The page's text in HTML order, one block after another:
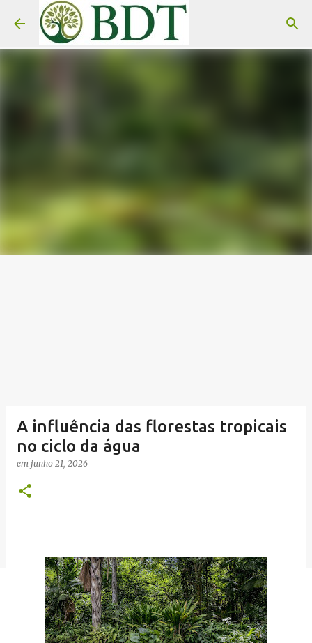
Pular para o conteúdo principal
A influência das florestas tropicais
no ciclo da água
em junho 21, 2026